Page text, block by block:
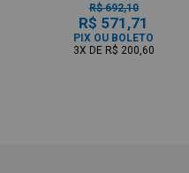
R$ 692,10
R$ 571,71
PIX OU BOLETO
3X DE R$ 200,60